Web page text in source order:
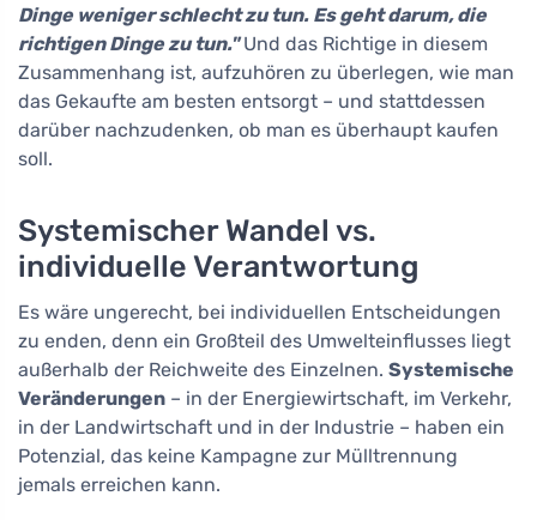
Dinge weniger schlecht zu tun. Es geht darum, die
richtigen Dinge zu tun."Und das Richtige in diesem
Zusammenhang ist, aufzuhören zu überlegen, wie man
das Gekaufte am besten entsorgt – und stattdessen
darüber nachzudenken, ob man es überhaupt kaufen
soll.
Systemischer Wandel vs.
individuelle Verantwortung
Es wäre ungerecht, bei individuellen Entscheidungen
zu enden, denn ein Großteil des Umwelteinflusses liegt
außerhalb der Reichweite des Einzelnen. Systemische
Veränderungen – in der Energiewirtschaft, im Verkehr,
in der Landwirtschaft und in der Industrie – haben ein
Potenzial, das keine Kampagne zur Mülltrennung
jemals erreichen kann.